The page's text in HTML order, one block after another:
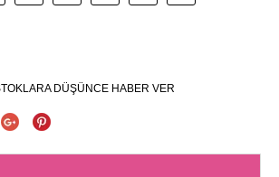
DÜŞÜNCE HABER VER